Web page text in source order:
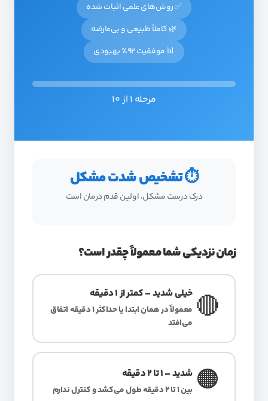
✅ روش‌های علمی اثبات شده
🌿 کاملاً طبیعی و بی‌عارضه
📊 موفقیت 92% بهبودی
مرحله 1 از 10
⏱️ تشخیص شدت مشکل
درک درست مشکل، اولین قدم درمان است
زمان نزدیکی شما معمولاً چقدر است؟
🔴 خیلی شدید – کمتر از 1 دقیقه
معمولاً در همان ابتدا یا حداکثر 1 دقیقه اتفاق
می‌افتد
🟠 شدید – 1 تا 2 دقیقه
بین 1 تا 2 دقیقه طول می‌کشد و کنترل ندارم